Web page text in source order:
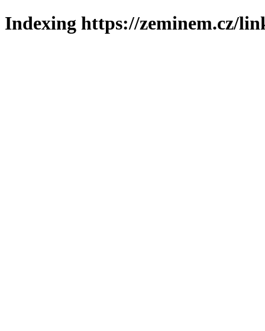
Indexing https://zeminem.cz/